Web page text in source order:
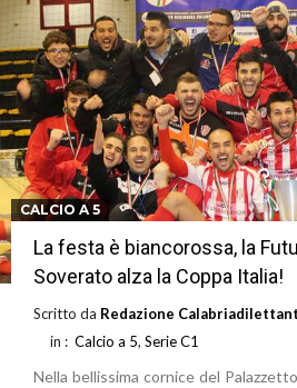
CALCIO A 5
La festa è biancorossa, la
Soverato alza la Coppa Italia!
Scritto da Redazione
in : Calcio a 5, Serie C1
Nella bellissima cornice del